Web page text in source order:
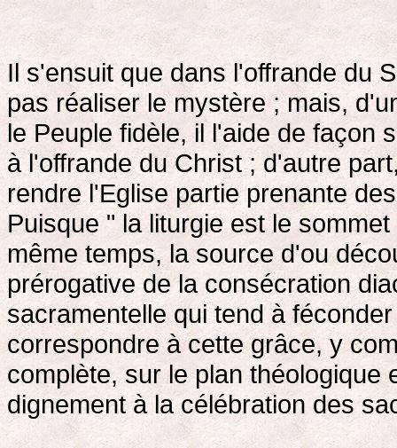
Il s'ensuit que dans l'offrande du
pas réaliser le mystère ; mais,
le Peuple fidèle, il l'aide de façon
à l'offrande du Christ ; d'autre
rendre l'Eglise partie prenante
Puisque " la liturgie est le
même temps, la source d'ou
prérogative de la consécration
sacramentelle qui tend à
correspondre à cette grâce, y
complète, sur le plan théologique
dignement à la célébration des